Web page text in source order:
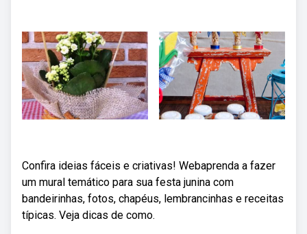
Confira ideias fáceis e criativas! Webaprenda a fazer
um mural temático para sua festa junina com
bandeirinhas, fotos, chapéus, lembrancinhas e receitas
típicas. Veja dicas de como.